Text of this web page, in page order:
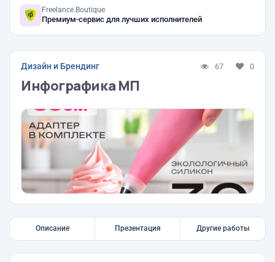
Freelance.Boutique
Премиум-сервис для лучших исполнителей
Дизайн и Брендинг 67 0
Инфографика МП
Описание Презентация Другие работы